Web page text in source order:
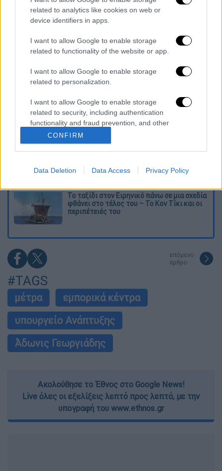
related to analytics like cookies on web or
device identifiers in apps.
I want to allow Google to enable storage
related to functionality of the website or app.
I want to allow Google to enable storage
related to personalization.
I want to allow Google to enable storage
related to security, including authentication
functionality and fraud prevention, and other
user protection.
CONFIRM
Data Deletion Data Access Privacy Policy
Διαβάστε επίσης: Μητσοτάκης:
Επιστρέφουμε στη μεσαία τάξη αυτά που της
Διαβάστε ακόμη
«Στέρεψε» η αγορά από πινακίδες
κυκλοφορίας: Χιλιάδες αυτοκίνητα
το υπουργείο
Στη φυλακή ο δήμαρχος Στυλίδας και άλλα
δύο άτομα για τη φωτιά στη Βοιωτία
Αλλά υπάρχει ένα πρόβλημα
Το ταξίδι στον Ειρηνικό πάνω σε μια σχεδία
φθάνει στο τέλος του – Το Κον Τίκι και οι
περιπέτειές του
επόμενο
άρθρο
#TAGS
μέτρα
εμπορικά κέντρα
υπουργείο Ανάπτυξης
Άδωνις Γεωργιάδης
Ακολούθησε το Έθνος στο Google News!
Live όλες οι εξελίξεις λεπτό προς λεπτό, με την
υπογραφή του www.ethnos.gr